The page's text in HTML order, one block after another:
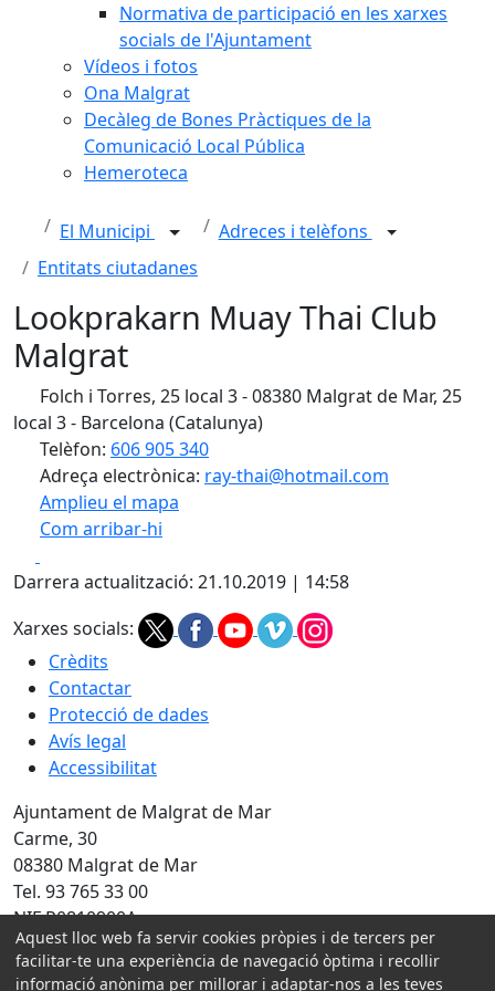
Normativa de participació en les xarxes
socials de l'Ajuntament
Vídeos i fotos
Ona Malgrat
Decàleg de Bones Pràctiques de la
Comunicació Local Pública
Hemeroteca
El Municipi
Adreces i telèfons
Entitats ciutadanes
Lookprakarn Muay Thai Club
Malgrat
Folch i Torres, 25 local 3 - 08380 Malgrat de Mar, 25
local 3 - Barcelona (Catalunya)
Telèfon: 606 905 340
Adreça electrònica: ray-thai@hotmail.com
Amplieu el mapa
Com arribar-hi
+
Darrera actualització: 21.10.2019 | 14:58
Xarxes socials:
Crèdits
Contactar
Protecció de dades
Avís legal
Accessibilitat
Ajuntament de Malgrat de Mar
Carme, 30
08380 Malgrat de Mar
Tel. 93 765 33 00
NIF P0810900A
Amb la col·laboració de:
Aquest lloc web fa servir cookies pròpies i de tercers per
facilitar-te una experiència de navegació òptima i recollir
informació anònima per millorar i adaptar-nos a les teves